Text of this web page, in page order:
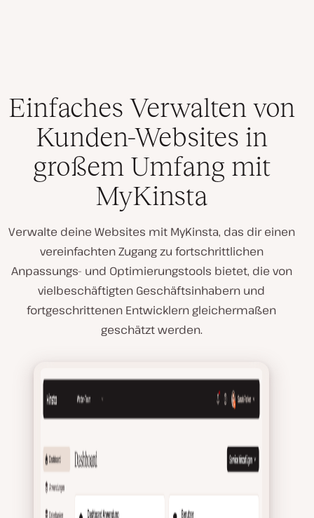
Einfaches Verwalten von
Kunden-Websites in
großem Umfang mit
MyKinsta
Verwalte deine Websites mit MyKinsta, das dir einen
vereinfachten Zugang zu fortschrittlichen
Anpassungs- und Optimierungstools bietet, die von
vielbeschäftigten Geschäftsinhabern und
fortgeschrittenen Entwicklern gleichermaßen
geschätzt werden.